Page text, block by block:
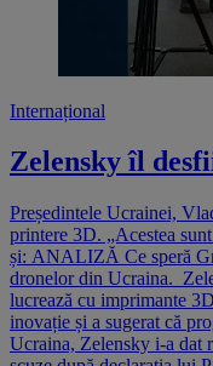
Internațional
Zelensky îl
Președintele Ucrainei,
printere 3D. „Acestea
și: ANALIZĂ Ce speră
dronelor din Ucraina.
lucrează cu imprimante
inovație și a sugerat că
Ucraina, Zelensky i-a dat